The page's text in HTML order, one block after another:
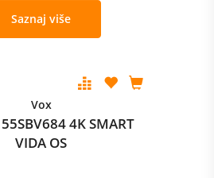
Saznaj više
Vox
4K SMART
VIDA OS